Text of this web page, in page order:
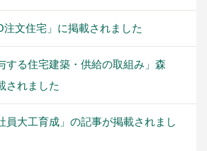
文住宅」に掲載されました
する住宅建築・供給の取組み」森
されました
員大工育成」の記事が掲載されまし